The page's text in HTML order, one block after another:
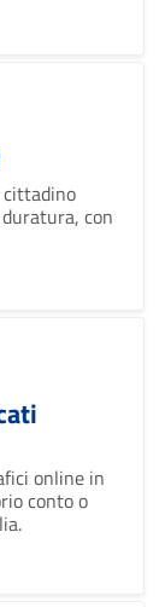
cittadino
con
online in
conto o